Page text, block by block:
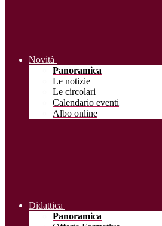
Novità
Panoramica
Le notizie
Le circolari
Calendario eventi
Albo online
Didattica
Panoramica